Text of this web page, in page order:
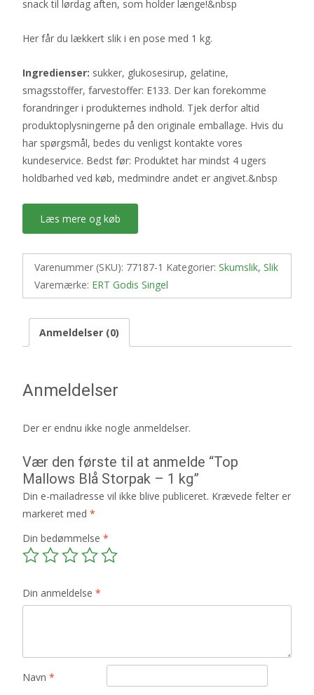
snack til lørdag aften, som holder længe!&nbsp
Her får du lækkert slik i en pose med 1 kg.
Ingredienser: sukker, glukosesirup, gelatine,
smagsstoffer, farvestoffer: E133. Der kan forekomme
forandringer i produkternes indhold. Tjek derfor altid
produktoplysningerne på den originale emballage. Hvis du
har spørgsmål, bedes du venligst kontakte vores
kundeservice. Bedst før: Produktet har mindst 4 ugers
holdbarhed ved køb, medmindre andet er angivet.&nbsp
Læs mere og køb
Varenummer (SKU): 77187-1 Kategorier: Skumslik, Slik
Varemærke: ERT Godis Singel
Anmeldelser (0)
Anmeldelser
Der er endnu ikke nogle anmeldelser.
Vær den første til at anmelde “Top
Mallows Blå Storpak – 1 kg”
Din e-mailadresse vil ikke blive publiceret. Krævede felter er
markeret med *
Din bedømmelse *
Din anmeldelse *
Navn *